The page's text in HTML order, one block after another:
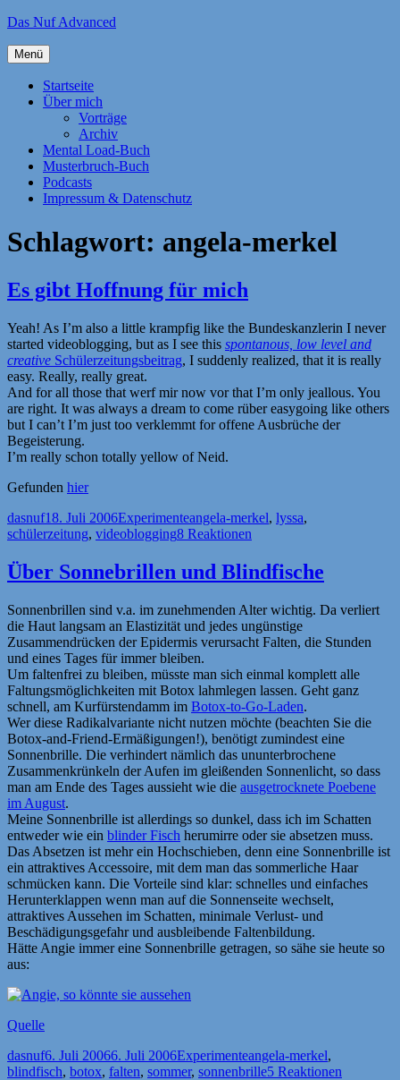
Zum
springen
Das Nuf Advanced
Menü
Startseite
Über mich
Vorträge
Archiv
Mental Load-Buch
Musterbruch-Buch
Podcasts
Impressum & Datenschutz
Schlagwort: angela-merkel
Es gibt Hoffnung für mich
Yeah! As I’m also a little krampfig like the Bundeskanzlerin I never
started videoblogging, but as I see this spontanous, low level and
creative Schülerzeitungsbeitrag, I suddenly realized, that it is really
easy. Really, really great.
And for all those that werf mir now vor that I’m only jeallous. You
are right. It was always a dream to come rüber easygoing like others
but I can’t I’m just too verklemmt for offene Ausbrüche der
Begeisterung.
I’m really schon totally yellow of Neid.
Gefunden hier
Autor
dasnufVeröffentlicht
am
18. Juli 2006Kategorien
ExperimenteSchlagwörter
angela-merkel, lyssa,
schülerzeitung, videoblogging8 Reaktionen
Über Sonnebrillen und Blindfische
Sonnenbrillen sind v.a. im zunehmenden Alter wichtig. Da verliert
die Haut langsam an Elastizität und jedes ungünstige
Zusammendrücken der Epidermis verursacht Falten, die Stunden
und eines Tages für immer bleiben.
Um faltenfrei zu bleiben, müsste man sich einmal komplett alle
Faltungsmöglichkeiten mit Botox lahmlegen lassen. Geht ganz
schnell, am Kurfürstendamm im Botox-to-Go-Laden.
Wer diese Radikalvariante nicht nutzen möchte (beachten Sie die
Botox-and-Friend-Ermäßigungen!), benötigt zumindest eine
Sonnenbrille. Die verhindert nämlich das ununterbrochene
Zusammenkrünkeln der Aufen im gleißenden Sonnenlicht, so dass
man am Ende des Tages aussieht wie die ausgetrocknete Poebene
im August.
Meine Sonnenbrille ist allerdings so dunkel, dass ich im Schatten
entweder wie ein blinder Fisch herumirre oder sie absetzen muss.
Das Absetzen ist mehr ein Hochschieben, denn eine Sonnenbrille ist
ein attraktives Accessoire, mit dem man das sommerliche Haar
schmücken kann. Die Vorteile sind klar: schnelles und einfaches
Herunterklappen wenn man auf die Sonnenseite wechselt,
attraktives Aussehen im Schatten, minimale Verlust- und
Beschädigungsgefahr und ausbleibende Faltenbildung.
Hätte Angie immer eine Sonnenbrille getragen, so sähe sie heute so
aus:
Quelle
Autor
dasnufVeröffentlicht
am
6. Juli 20066. Juli 2006Kategorien
ExperimenteSchlagwörter
angela-merkel,
blindfisch, botox, falten, sommer, sonnenbrille5 Reaktionen